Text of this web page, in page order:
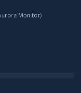
Monitor)